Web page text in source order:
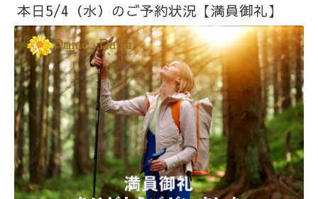
本日5/4（水）のご予約状況【満員御礼】